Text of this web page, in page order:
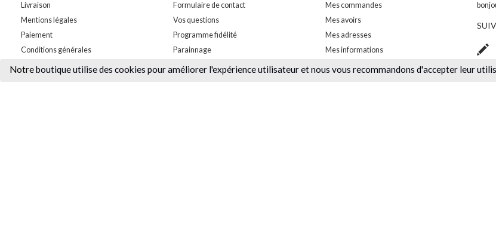
Notreboutique utilise des cookies pour améliorer l'expérience utilisateur et nous vous recommandons d'accepter leur
Livraison
Mentions légales
Paiement
Conditions générales
Formulaire de contact
Vos questions
Programme fidélité
Parainnage
Mes commandes
Mes avoirs
Mes adresses
Mes informations
Mes bons de réductions